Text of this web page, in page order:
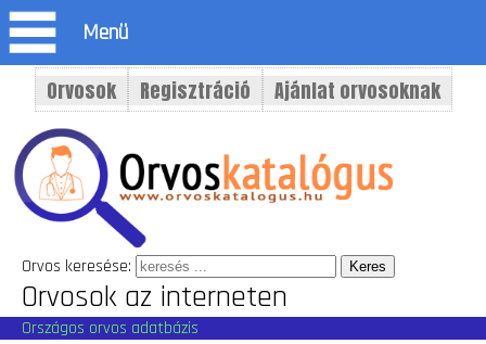
Orvos keresése:
Orvosok az interneten
Országos orvos adatbázis
Orvosok Regisztráció Ajánlat orvosoknak
Menü